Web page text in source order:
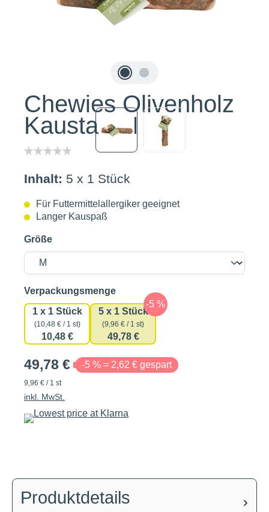
Chewies Olivenholz
Kaustab M
Inhalt: 5 x 1 Stück
Für Futtermittelallergiker geeignet
Langer Kauspaß
Größe
Verpackungsmengeauswählen
1 x 1 Stück
(10,48 € / 1 st)
10,48 €
5 x 1 Stück
(9,96 € / 1 st)
49,78 €
49,78 € -5 % = 2,62 € gespart
9,96 € / 1 st
inkl. MwSt.
Produktdetails